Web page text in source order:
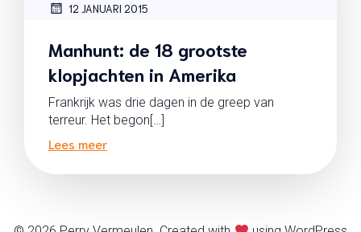
12 JANUARI 2015
Manhunt: de 18 grootste
klopjachten in Amerika
Frankrijk was drie dagen in de greep van
terreur. Het begon[…]
Lees meer